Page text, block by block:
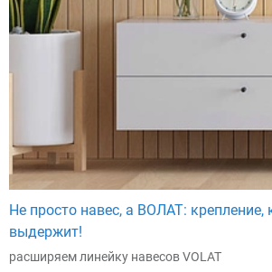
Не просто навес, а ВОЛАТ: крепление,
выдержит!
расширяем линейку навесов VOLAT